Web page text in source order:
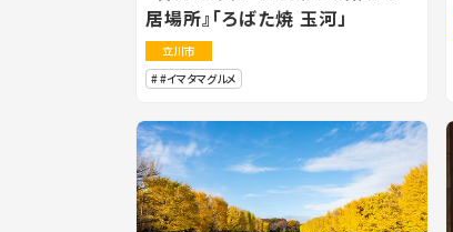
居場所』「ろばた焼 玉河」
立川市
#イマタマグルメ